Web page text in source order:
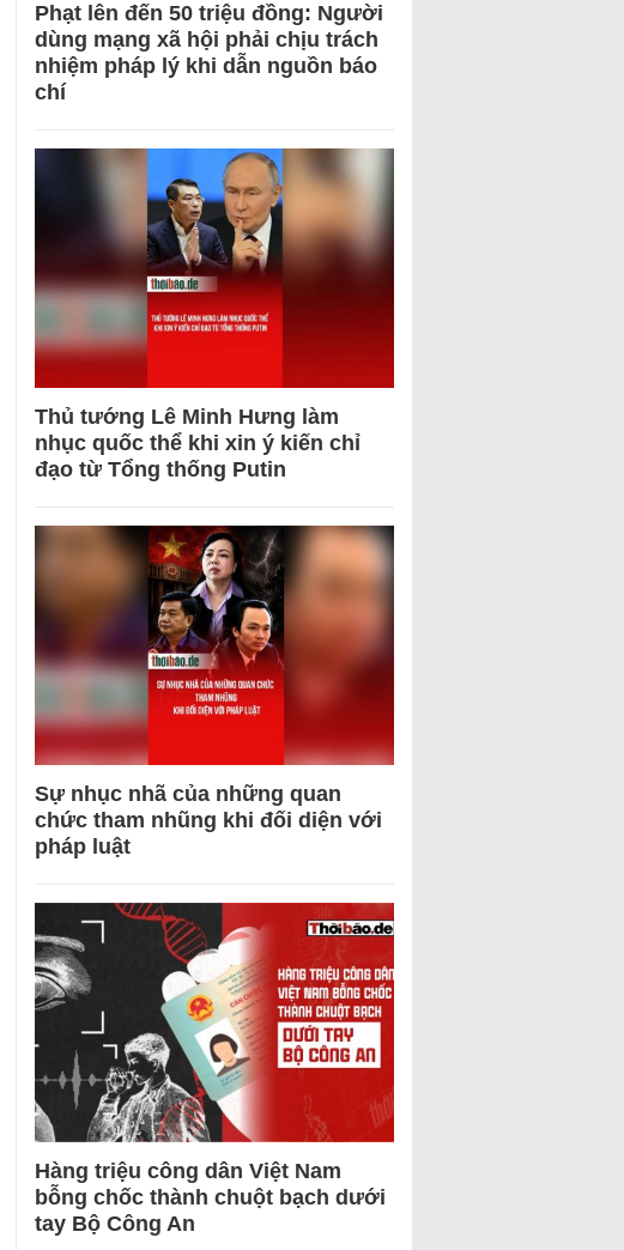
Phạt lên đến 50 triệu đồng: Người
dùng mạng xã hội phải chịu trách
nhiệm pháp lý khi dẫn nguồn báo
chí
Thủ tướng Lê Minh Hưng làm
nhục quốc thể khi xin ý kiến chỉ
đạo từ Tổng thống Putin
Sự nhục nhã của những quan
chức tham nhũng khi đối diện với
pháp luật
Hàng triệu công dân Việt Nam
bỗng chốc thành chuột bạch dưới
tay Bộ Công An